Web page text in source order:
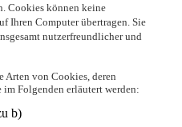
Cookies können keine
Ihren Computer übertragen. Sie
nutzerfreundlicher und
Arten von Cookies, deren
Folgenden erläutert werden:
b)